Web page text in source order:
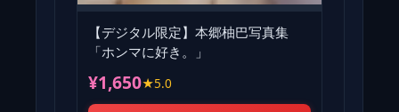
【デジタル限定】本郷柚巴写真集
「ホンマに好き。」
¥1,650★5.0